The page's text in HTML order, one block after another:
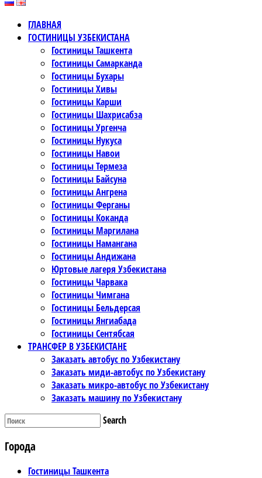
ГЛАВНАЯ
ГОСТИНИЦЫ УЗБЕКИСТАНА
Гостиницы Ташкента
Гостиницы Самарканда
Гостиницы Бухары
Гостиницы Хивы
Гостиницы Карши
Гостиницы Шахрисабза
Гостиницы Ургенча
Гостиницы Нукуса
Гостиницы Навои
Гостиницы Термеза
Гостиницы Байсуна
Гостиницы Ангрена
Гостиницы Ферганы
Гостиницы Коканда
Гостиницы Маргилана
Гостиницы Намангана
Гостиницы Андижана
Юртовые лагеря Узбекистана
Гостиницы Чарвака
Гостиницы Чимгана
Гостиницы Бельдерсая
Гостиницы Янгиабада
Гостиницы Сентябсая
ТРАНСФЕР В УЗБЕКИСТАНЕ
Заказать автобус по Узбекистану
Заказать миди-автобус по Узбекистану
Заказать микро-автобус по Узбекистану
Заказать машину по Узбекистану
Search
Города
Гостиницы Ташкента